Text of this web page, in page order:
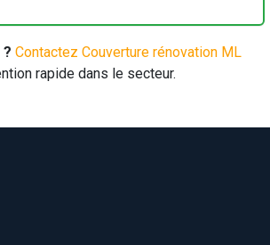
? Contactez Couverture rénovation ML
rapide dans le secteur.